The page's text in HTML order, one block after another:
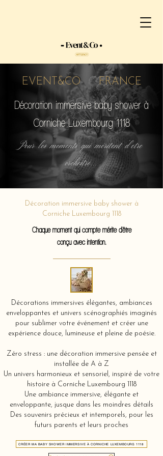
EVENT&CO FRANCE
Décoration immersive baby shower à
Corniche Luxembourg 1118
Pour les moments qui méritent d'etre
orchestré...
Décoration immersive baby shower à
Corniche Luxembourg 1118
Chaque moment qui compte mérite d'être
conçu avec intention.
Décorations immersives élégantes, ambiances
enveloppantes et univers scénographiés imaginés
pour sublimer votre événement et créer une
expérience douce, lumineuse et pleine de poésie.
Zéro stress : une décoration immersive pensée et
installée de A à Z
Un univers harmonieux et sensoriel, inspiré de votre
histoire à Corniche Luxembourg 1118
Une ambiance immersive, élégante et
enveloppante, jusque dans les moindres détails
Des souvenirs précieux et intemporels, pour les
futurs parents et leurs proches
CRÉER MA BABY SHOWER IMMERSIVE À CORNICHE LUXEMBOURG 1118